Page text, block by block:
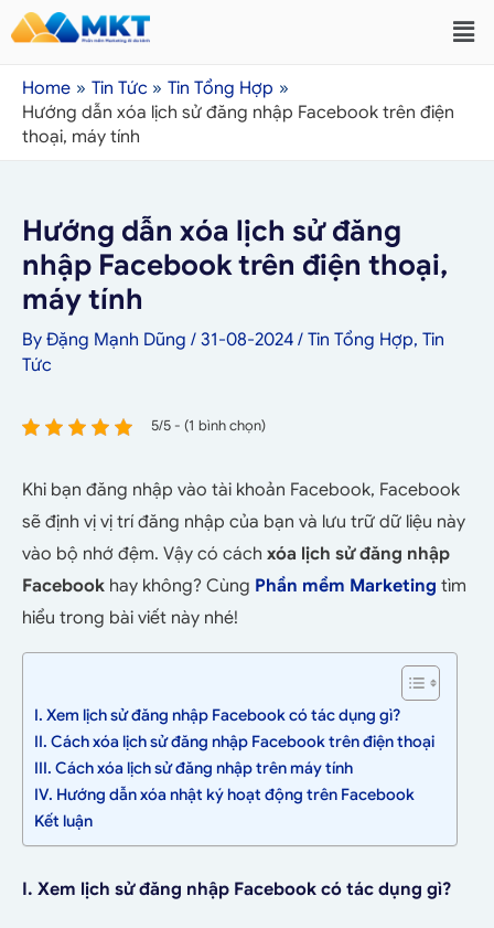
Home Tin Tức
Tin Tổng Hợp
Hướng dẫn xóa lịch sử đăng nhập Facebook trên điện
thoại, máy tính
Hướng dẫn xóa lịch sử đăng
nhập Facebook trên điện thoại,
máy tính
By Đặng Mạnh Dũng / 31-08-2024 / Tin Tổng Hợp, Tin
Tức
5/5 - (1 bình chọn)
Khi bạn đăng nhập vào tài khoản Facebook, Facebook
sẽ định vị vị trí đăng nhập của bạn và lưu trữ dữ liệu này
vào bộ nhớ đệm. Vậy có cách xóa lịch sử đăng nhập
Facebook hay không? Cùng Phần mềm Marketing tìm
hiểu trong bài viết này nhé!
I. Xem lịch sử đăng nhập Facebook có tác dụng gì?
II. Cách xóa lịch sử đăng nhập Facebook trên điện thoại
III. Cách xóa lịch sử đăng nhập trên máy tính
IV. Hướng dẫn xóa nhật ký hoạt động trên Facebook
Kết luận
I. Xem lịch sử đăng nhập Facebook có tác dụng gì?